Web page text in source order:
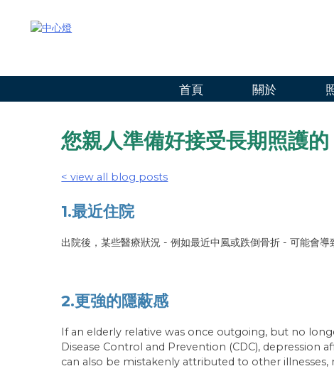
首頁 關於
您親人準備好接受長期照護
< view all blog posts
1.最近住院
出院後，某些醫療狀況 - 例如最近中風或跌倒骨折 - 可能會
2.更強的隱蔽感
If an elderly relative was once outgoing, but no
Disease Control and Prevention (CDC), depression
can also be mistakenly attributed to other illnesses,